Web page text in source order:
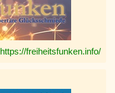
https://freiheitsfunken.info/